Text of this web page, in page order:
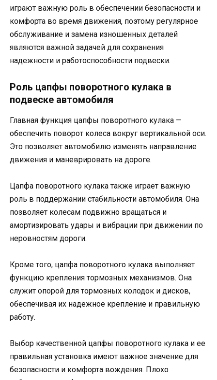
играют важную роль в обеспечении безопасности и
комфорта во время движения, поэтому регулярное
обслуживание и замена изношенных деталей
являются важной задачей для сохранения
надежности и работоспособности подвески.
Роль цапфы поворотного кулака в
подвеске автомобиля
Главная функция цапфы поворотного кулака —
обеспечить поворот колеса вокруг вертикальной оси.
Это позволяет автомобилю изменять направление
движения и маневрировать на дороге.
Цапфа поворотного кулака также играет важную
роль в поддержании стабильности автомобиля. Она
позволяет колесам подвижно вращаться и
амортизировать удары и вибрации при движении по
неровностям дороги.
Кроме того, цапфа поворотного кулака выполняет
функцию крепления тормозных механизмов. Она
служит опорой для тормозных колодок и дисков,
обеспечивая их надежное крепление и правильную
работу.
Выбор качественной цапфы поворотного кулака и ее
правильная установка имеют важное значение для
безопасности и комфорта вождения. Плохо